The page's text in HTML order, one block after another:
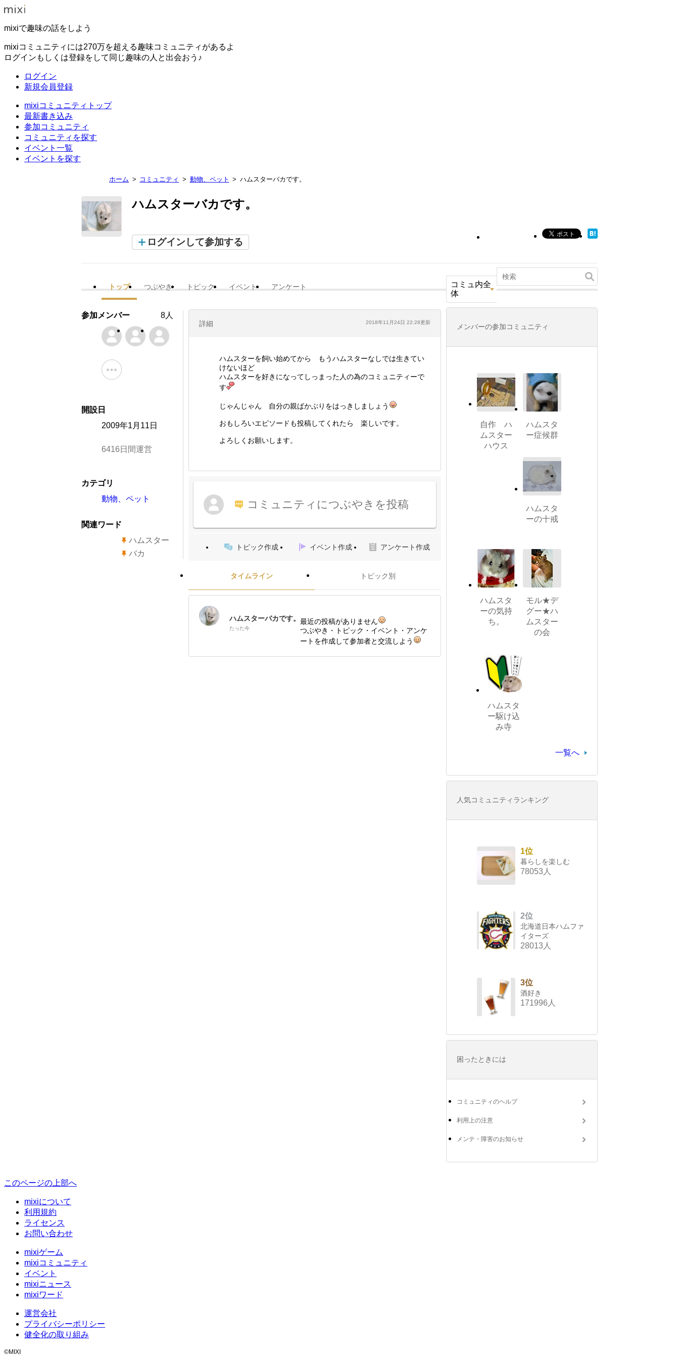
mixiで趣味の話をしよう
mixiコミュニティには270万を超える趣味コミュニティがあるよ
ログインもしくは登録をして同じ趣味の人と出会おう♪
ログイン
新規会員登録
mixiコミュニティトップ
最新書き込み
参加コミュニティ
コミュニティを探す
イベント一覧
イベントを探す
ホーム コミュニティ 動物、ペット ハムスターバカです。
ハムスターバカです。
ログインして参加する
トップ つぶやき トピック イベント アンケート
コミュ内全
体
詳細 2018年11月24日 22:28更新
ハムスターを飼い始めてから もうハムスターなしでは生きてい
けないほど
ハムスターを好きになってしっまった人の為のコミュニティーで
す
じゃんじゃん 自分の親ばかぶりをはっきしましょう
おもしろいエピソードも投稿してくれたら 楽しいです。
よろしくお願いします。
コミュニティにつぶやきを投稿
トピック作成 イベント作成 アンケート作成
タイムライン トピック別
ハムスターバカです。
たった今
最近の投稿がありません
つぶやき・トピック・イベント・アンケ
ートを作成して参加者と交流しよう
参加メンバー 8人
開設日
2009年1月11日
6416日間運営
カテゴリ
動物、ペット
関連ワード
ハムスター
バカ
メンバーの参加コミュニティ
自作 ハ
ムスター
ハウス
ハムスタ
ー症候群
ハムスタ
ーの十戒
ハムスタ
ーの気持
ち。
モル★デ
グー★ハ
ムスター
の会
ハムスタ
ー駆け込
み寺
一覧へ
人気コミュニティランキング
1位
暮らしを楽しむ
78053人
2位
北海道日本ハムファ
イターズ
28013人
3位
酒好き
171996人
困ったときには
コミュニティのヘルプ
利用上の注意
メンテ・障害のお知らせ
このページの上部へ
mixiについて
利用規約
ライセンス
お問い合わせ
mixiゲーム
mixiコミュニティ
イベント
mixiニュース
mixiワード
運営会社
プライバシーポリシー
健全化の取り組み
©MIXI